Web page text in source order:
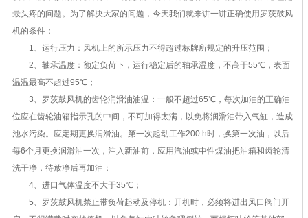
最头疼的问题。为了解决大家的问题，今天我们就来讲一讲正确使用罗茨鼓风
机的条件：
1、运行压力：风机上的所示压力不得超过标牌所规定的升压范围；
2、轴承温度：额定负荷下，运行稳定后的轴承温度，不高于55℃，表面
温温最高不超过95℃；
3、罗茨鼓风机的齿轮润滑油油温：一般不超过65℃，每次加油的正确油
位应在齿轮油箱指示孔的中间，不可加得太满，以免将润滑油带入气缸，造成
池水污染。应定期更换润滑油。第一次起动工作200 h时，换第一次油，以后
每6个月更换润滑油一次，注入新油前，应用汽油或中性煤油把油箱和齿轮清
洗干净，待放净后再加油；
4、进口气体温度不大于35℃；
5、罗茨鼓风机禁止带负荷起动及停机：开机时，必须将进出风口阀门开